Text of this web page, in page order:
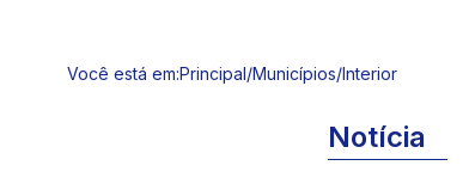
Você está em:Principal/Municípios/Interior
Notícia